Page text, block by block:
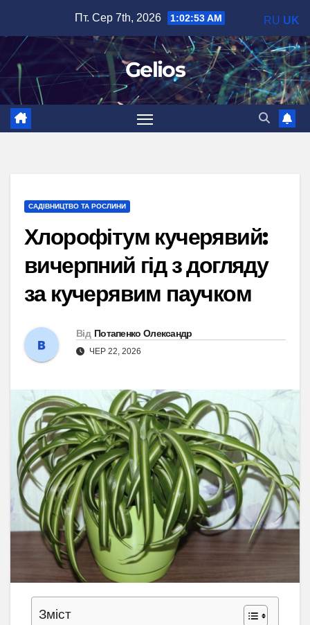
вмісту
Пт. Сер 7th, 2026 1:02:54 AM
Gelios
САДІВНИЦТВО ТА РОСЛИНИ
Хлорофітум кучерявий:
вичерпний гід з догляду
за кучерявим паучком
Від Потапенко Олександр
ЧЕР 22, 2026
Зміст
RU UK